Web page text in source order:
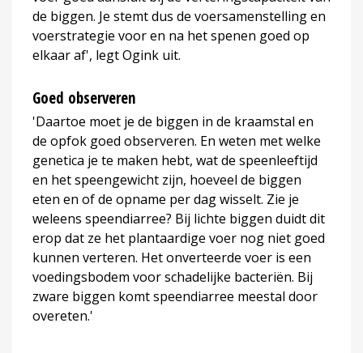
de biggen. Je stemt dus de voersamenstelling en
voerstrategie voor en na het spenen goed op
elkaar af', legt Ogink uit.
Goed observeren
'Daartoe moet je de biggen in de kraamstal en
de opfok goed observeren. En weten met welke
genetica je te maken hebt, wat de speenleeftijd
en het speengewicht zijn, hoeveel de biggen
eten en of de opname per dag wisselt. Zie je
weleens speendiarree? Bij lichte biggen duidt dit
erop dat ze het plantaardige voer nog niet goed
kunnen verteren. Het onverteerde voer is een
voedingsbodem voor schadelijke bacteriën. Bij
zware biggen komt speendiarree meestal door
overeten.'